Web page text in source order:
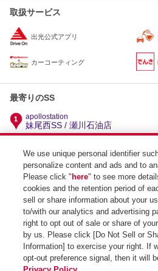
取扱サービス
出光公式アプリ
カーコーティング
最寄りのSS
apollostation
妹尾西SS / 瀬川石油店
ルート2早島バイパスSS / 西日本
apollostation
岡山流通センターSS / （株）マテ
ビス
apollostation
2号早島インターSS / （株）西日
SS検索トッ
We use unique personal identifier
personalize content and ads and to
Please click " here" to see more
cookies and the retention period of
sell or share information about your
to/with our analytics and advertising
right to opt out of sale or share of
by us. Please click [Do Not Sell or
Information] to exercise your right. If
opt-out preference signal, then it will